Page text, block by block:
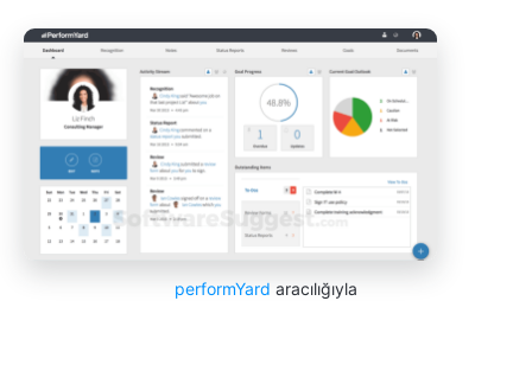
performYard aracılığıyla